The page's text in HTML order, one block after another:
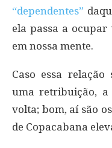
“dependentes”
ela passa a ocupar
em nossa mente.
Caso essa
uma retribuição, a
volta; bom, aí são
de Copacabana